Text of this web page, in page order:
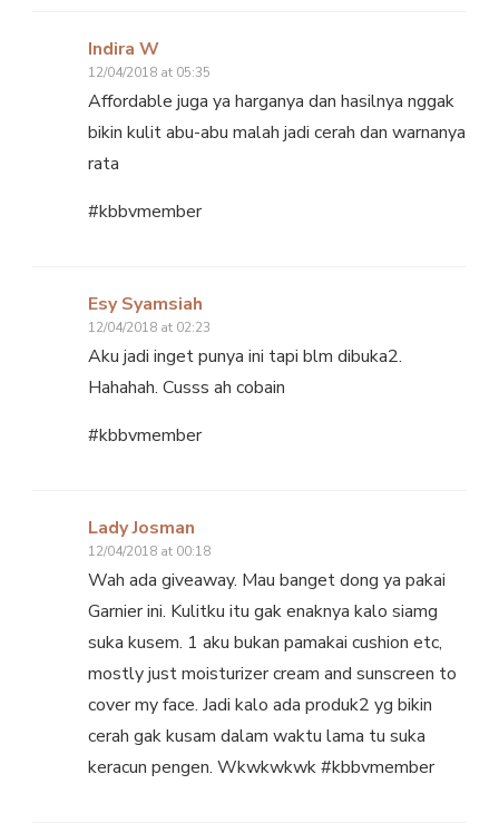
Indira W
12/04/2018 at 05:35
Affordable juga ya harganya dan hasilnya nggak
bikin kulit abu-abu malah jadi cerah dan warnanya
rata
#kbbvmember
Esy Syamsiah
12/04/2018 at 02:23
Aku jadi inget punya ini tapi blm dibuka2.
Hahahah. Cusss ah cobain
#kbbvmember
Lady Josman
12/04/2018 at 00:18
Wah ada giveaway. Mau banget dong ya pakai
Garnier ini. Kulitku itu gak enaknya kalo siamg
suka kusem. 1 aku bukan pamakai cushion etc,
mostly just moisturizer cream and sunscreen to
cover my face. Jadi kalo ada produk2 yg bikin
cerah gak kusam dalam waktu lama tu suka
keracun pengen. Wkwkwkwk #kbbvmember